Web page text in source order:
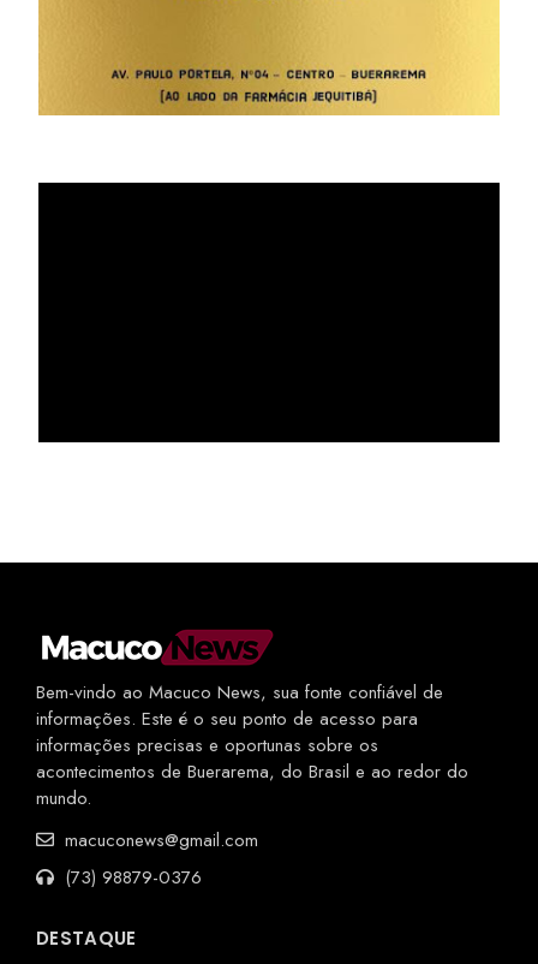
Bem-vindo ao Macuco News, sua fonte confiável de
informações. Este é o seu ponto de acesso para
informações precisas e oportunas sobre os
acontecimentos de Buerarema, do Brasil e ao redor do
mundo.
macuconews@gmail.com
(73) 98879-0376
DESTAQUE